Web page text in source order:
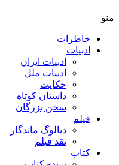
منو
خاطرات
ادبیات
ادبیات ایران
ادبیات ملل
حکایت
داستان کوتاه
سخن بزرگان
فیلم
دیالوگ ماندگار
نقد فیلم
کتاب